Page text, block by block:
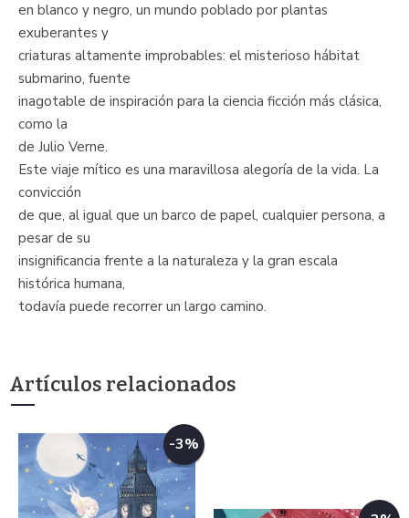
en blanco y negro, un mundo poblado por plantas
exuberantes y
criaturas altamente improbables: el misterioso hábitat
submarino, fuente
inagotable de inspiración para la ciencia ficción más clásica,
como la
de Julio Verne.
Este viaje mítico es una maravillosa alegoría de la vida. La
convicción
de que, al igual que un barco de papel, cualquier persona, a
pesar de su
insignificancia frente a la naturaleza y la gran escala
histórica humana,
todavía puede recorrer un largo camino.
Artículos relacionados
-3%